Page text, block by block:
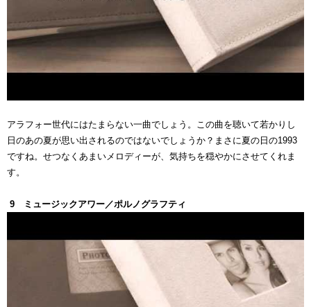
アラフォー世代にはたまらない一曲でしょう。この曲を聴いて若かりし
日のあの夏が思い出されるのではないでしょうか？まさに夏の日の1993
ですね。せつなくあまいメロディーが、気持ちを穏やかにさせてくれま
す。
9 ミュージックアワー／ポルノグラフティ